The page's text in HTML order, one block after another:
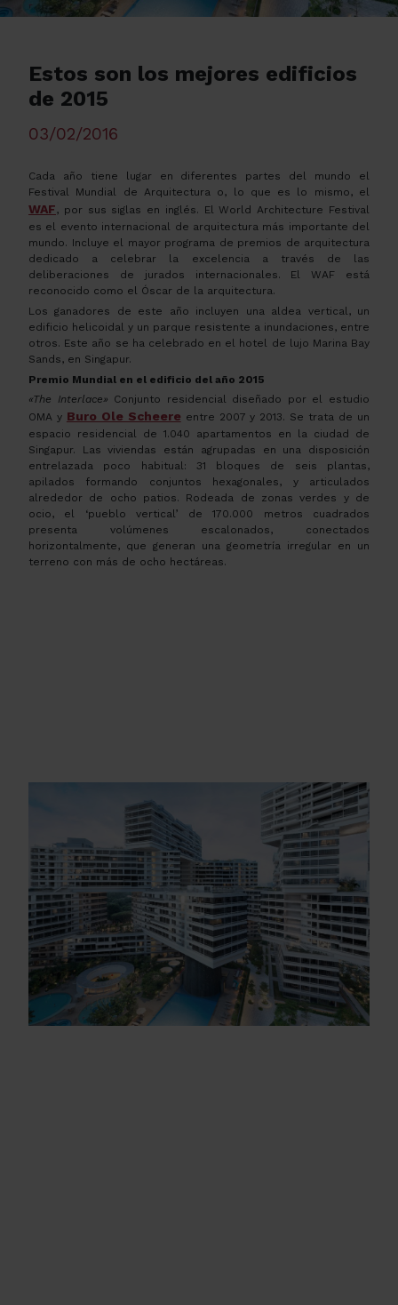
Estos son los mejores edificios
de 2015
03/02/2016
Cada año tiene lugar en diferentes partes del mundo el
Festival Mundial de Arquitectura o, lo que es lo mismo, el
WAF, por sus siglas en inglés. El World Architecture Festival
es el evento internacional de arquitectura más importante del
mundo. Incluye el mayor programa de premios de arquitectura
dedicado a celebrar la excelencia a través de las
deliberaciones de jurados internacionales. El WAF está
reconocido como el Óscar de la arquitectura.
Los ganadores de este año incluyen una aldea vertical, un
edificio helicoidal y un parque resistente a inundaciones, entre
otros. Este año se ha celebrado en el hotel de lujo Marina Bay
Sands, en Singapur.
Premio Mundial en el edificio del año 2015
«The Interlace» Conjunto residencial diseñado por el estudio
OMA y Buro Ole Scheere entre 2007 y 2013. Se trata de un
espacio residencial de 1.040 apartamentos en la ciudad de
Singapur. Las viviendas están agrupadas en una disposición
entrelazada poco habitual: 31 bloques de seis plantas,
apilados formando conjuntos hexagonales, y articulados
alrededor de ocho patios. Rodeada de zonas verdes y de
ocio, el ‘pueblo vertical’ de 170.000 metros cuadrados
presenta volúmenes escalonados, conectados
horizontalmente, que generan una geometría irregular en un
terreno con más de ocho hectáreas.